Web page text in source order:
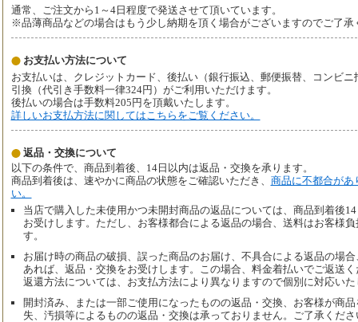
通常、ご注文から1～4日程度で発送させて頂いています。
※品薄商品などの場合はもう少し納期を頂く場合がございますのでご了承
お支払い方法について
お支払いは、クレジットカード、後払い（銀行振込、郵便振替、コンビニ
引換（代引き手数料一律324円）がご利用いただけます。
後払いの場合は手数料205円を頂戴いたします。
詳しいお支払方法に関してはこちらをご覧ください。
返品・交換について
以下の条件で、商品到着後、14日以内は返品・交換を承ります。
商品到着後は、速やかに商品の状態をご確認いただき、 商品に不都合があ
い。
当店で購入した未使用かつ未開封商品の返品については、商品到着後
お受けします。ただし、お客様都合による返品の場合、送料はお客様
す。
お届け時の商品の破損、誤った商品のお届け、不具合による返品の場
あれば、返品・交換をお受けします。この場合、料金着払いでご返送
返還方法については、お支払方法により異なりますので個別に対応いた
開封済み、または一部ご使用になったものの返品・交換、お客様が商
失、汚損等によるものの返品・交換は承っておりません。ご了承くださ